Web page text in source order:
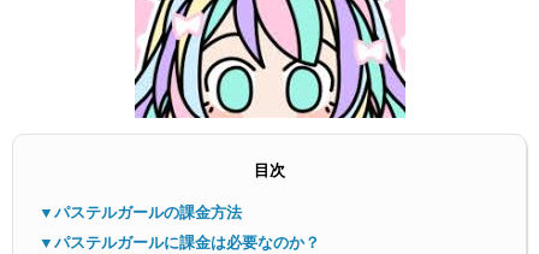
メニ
目次
▼パステルガールの課金方法
▼パステルガールに課金は必要なのか？